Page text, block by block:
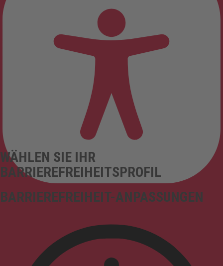
BARRIEREFREIHEIT-ANPASSUNGEN
WÄHLEN SIE IHR
BARRIEREFREIHEITSPROFIL